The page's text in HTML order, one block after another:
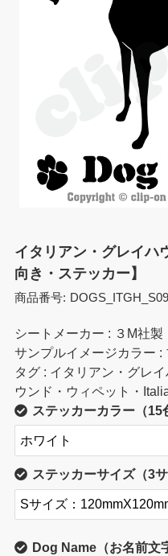
イタリアン・グレイハ
向き・ステッカー】
商品番号:
シートメーカー : ３M社製
サンプルイメージカラー :
タグ : イタリアン・グレ
ウンド・ウィペット・
ステッカーカラー（15
ステッカーサイズ（3サ
Dog Name（お名前文